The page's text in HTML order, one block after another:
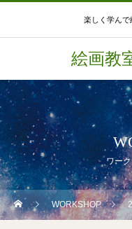
楽しく学んで
絵画教
ワー
WORKSHOP